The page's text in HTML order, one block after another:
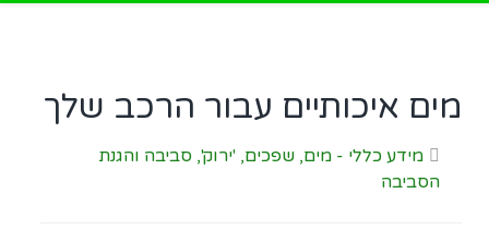
מים איכותיים עבור הרכב שלך
מידע כללי - מים, שפכים, 'ירוק', סביבה והגנת
הסביבה